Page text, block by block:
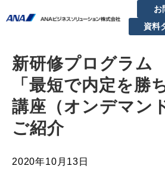
お
資料
解決できる課題
サービスラインア
実績・事例紹介
新研修プログラム
「最短で内定を勝
講座（オンデマン
ご紹介
2020年10月13日